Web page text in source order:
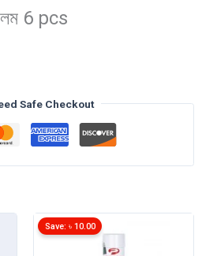
6 pcs
Safe Checkout
Save: ৳ 10.00